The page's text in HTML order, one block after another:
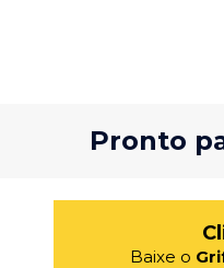
Pronto
Baixe o